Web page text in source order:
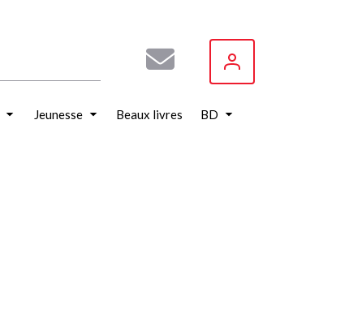
Jeunesse Beaux livres BD